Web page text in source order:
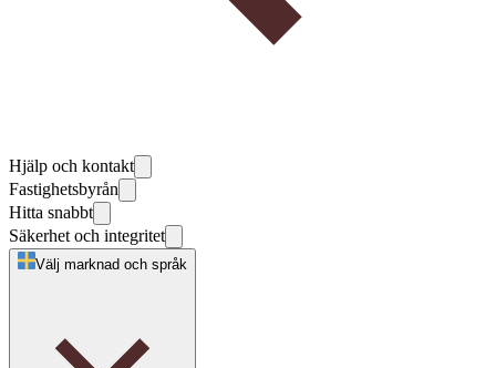
Hjälp och kontakt
Fastighetsbyrån
Hitta snabbt
Säkerhet och integritet
Välj marknad och språk